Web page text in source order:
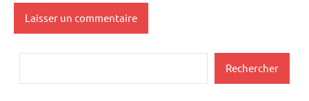
Rechercher